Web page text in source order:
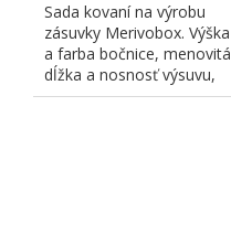
Sada kovaní na výrobu
zásuvky Merivobox. Výška
a farba bočnice, menovitá
dĺžka a nosnosť výsuvu,
typ čelného kovania...